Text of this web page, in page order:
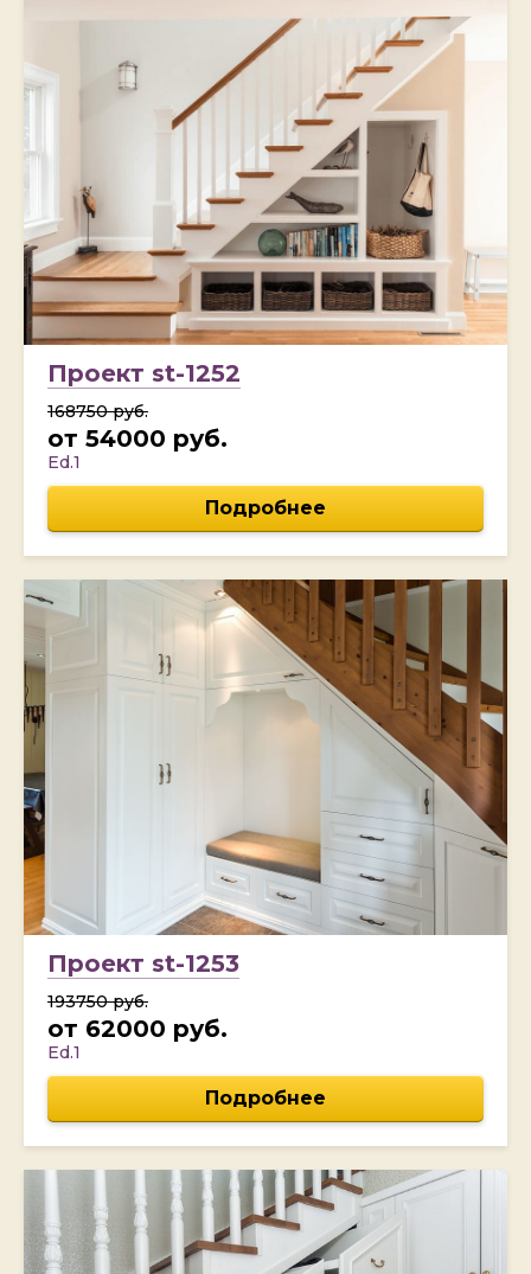
Проект st-1252
168750 руб.
от 54000 руб.
Ed.1
Подробнее
Проект st-1253
193750 руб.
от 62000 руб.
Ed.1
Подробнее